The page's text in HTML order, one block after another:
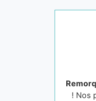
! Nos